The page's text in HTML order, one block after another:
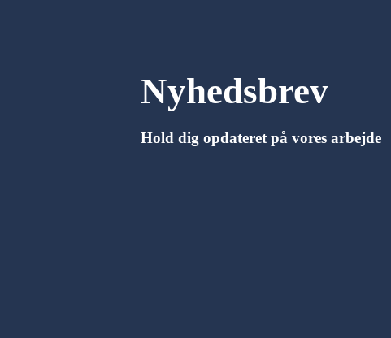
Nyhedsbrev
Hold dig opdateret på vores arbejde